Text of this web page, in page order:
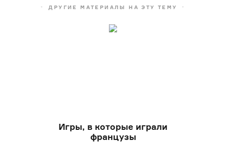
ДРУГИЕ МАТЕРИАЛЫ НА ЭТУ ТЕМУ
Игры, в которые играли
французы